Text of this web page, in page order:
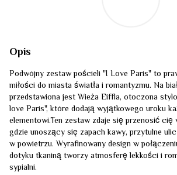
Opis
Podwójny zestaw pościeli "I Love Paris" to
miłości do miasta światła i romantyzmu. Na
przedstawiona jest Wieża Eiffla, otoczona
love Paris", które dodają wyjątkowego uroku
elementowi.Ten zestaw zdaje się przenosić
gdzie unoszący się zapach kawy, przytulne
w powietrzu. Wyrafinowany design w
dotyku tkaniną tworzy atmosferę lekkości i
sypialni.